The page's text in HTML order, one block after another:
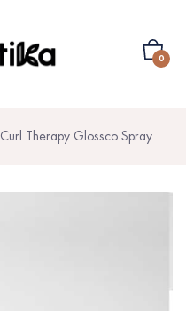
0
Curl Therapy Glossco Spray